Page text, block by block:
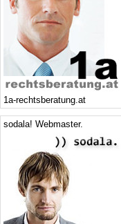
1a-rechtsberatung.at
sodala! Webmaster.